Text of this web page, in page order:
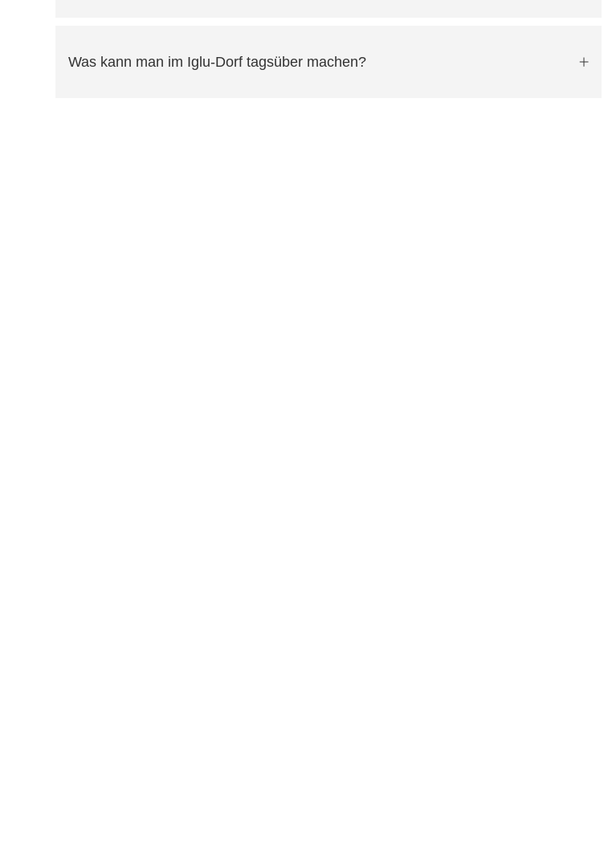
Was kann man im Iglu-Dorf tagsüber machen?